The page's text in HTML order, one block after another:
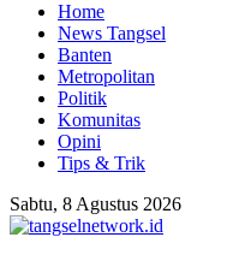
Home
News Tangsel
Banten
Metropolitan
Politik
Komunitas
Opini
Tips & Trik
Sabtu, 8 Agustus 2026